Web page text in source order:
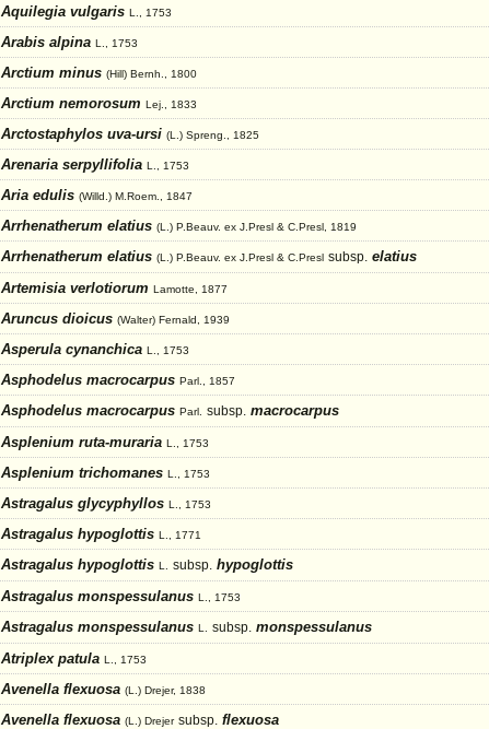
Aquilegia vulgaris L., 1753
Arabis alpina L., 1753
Arctium minus (Hill) Bernh., 1800
Arctium nemorosum Lej., 1833
Arctostaphylos uva-ursi (L.) Spreng., 1825
Arenaria serpyllifolia L., 1753
Aria edulis (Willd.) M.Roem., 1847
Arrhenatherum elatius (L.) P.Beauv. ex J.Presl & C.Presl, 1819
Arrhenatherum elatius (L.) P.Beauv. ex J.Presl & C.Presl subsp. elatius
Artemisia verlotiorum Lamotte, 1877
Aruncus dioicus (Walter) Fernald, 1939
Asperula cynanchica L., 1753
Asphodelus macrocarpus Parl., 1857
Asphodelus macrocarpus Parl. subsp. macrocarpus
Asplenium ruta-muraria L., 1753
Asplenium trichomanes L., 1753
Astragalus glycyphyllos L., 1753
Astragalus hypoglottis L., 1771
Astragalus hypoglottis L. subsp. hypoglottis
Astragalus monspessulanus L., 1753
Astragalus monspessulanus L. subsp. monspessulanus
Atriplex patula L., 1753
Avenella flexuosa (L.) Drejer, 1838
Avenella flexuosa (L.) Drejer subsp. flexuosa